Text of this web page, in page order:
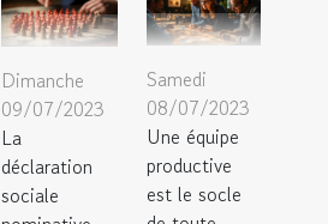
Dimanche
09/07/2023
La
déclaration
sociale
Samedi
08/07/2023
Une équipe
productive
est le socle